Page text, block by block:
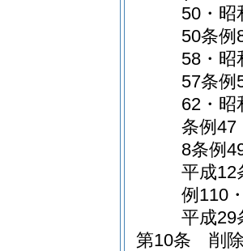
50・昭
50条例
58・昭
57条例
62・昭
条例47
8条例
平成12
例110
平成29
第10条
削